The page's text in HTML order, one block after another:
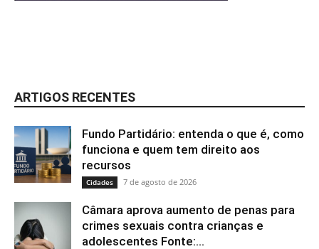
ARTIGOS RECENTES
Fundo Partidário: entenda o que é, como
funciona e quem tem direito aos
recursos
Cidades 7 de agosto de 2026
Câmara aprova aumento de penas para
crimes sexuais contra crianças e
adolescentes Fonte:...